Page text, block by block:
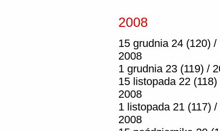
2008
15 grudnia 24 (120) /
2008
1 grudnia 23 (119) /
15 listopada 22 (118)
2008
1 listopada 21 (117) /
2008